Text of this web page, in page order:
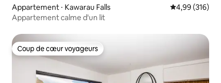
Appartement ⋅ Kawarau Falls Évaluation
4,99 (316)
Appartement calme d'un lit
Coup de cœur voyageurs
Coup de cœur voyageurs